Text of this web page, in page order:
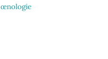
œnologie